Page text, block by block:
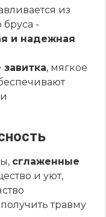
из
-
и надежная
, мягкое
сглаженные
и уют,
травму